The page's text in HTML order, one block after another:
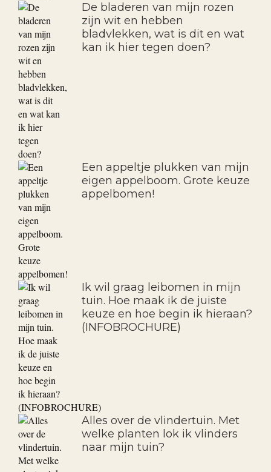
De bladeren van mijn rozen
zijn wit en hebben
bladvlekken, wat is dit en wat
kan ik hier tegen doen?
Een appeltje plukken van mijn
eigen appelboom. Grote keuze
appelbomen!
Ik wil graag leibomen in mijn
tuin. Hoe maak ik de juiste
keuze en hoe begin ik hieraan?
(INFOBROCHURE)
Alles over de vlindertuin. Met
welke planten lok ik vlinders
naar mijn tuin?